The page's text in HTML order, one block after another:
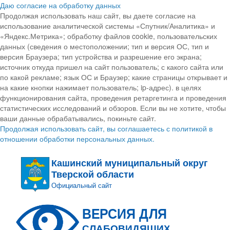
Даю согласие на обработку данных
Продолжая использовать наш сайт, вы даете согласие на
использование аналитической системы «Спутник/Аналитика» и
«Яндекс.Метрика»; обработку файлов cookie, пользовательских
данных (сведения о местоположении; тип и версия ОС, тип и
версия Браузера; тип устройства и разрешение его экрана;
источник откуда пришел на сайт пользователь; с какого сайта или
по какой рекламе; язык ОС и Браузер; какие страницы открывает и
на какие кнопки нажимает пользователь; ip-адрес). в целях
функционирования сайта, проведения ретаргетинга и проведения
статистических исследований и обзоров. Если вы не хотите, чтобы
ваши данные обрабатывались, покиньте сайт.
Продолжая использовать сайт, вы соглашаетесь с политикой в
отношении обработки персональных данных.